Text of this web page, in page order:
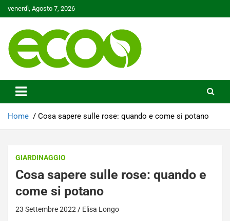
to
venerdì, Agosto 7, 2026
Ecoo.it
Home Cosa sapere sulle rose: quando e come si potano
GIARDINAGGIO
Cosa sapere sulle rose: quando e
come si potano
23 Settembre 2022 Elisa Longo